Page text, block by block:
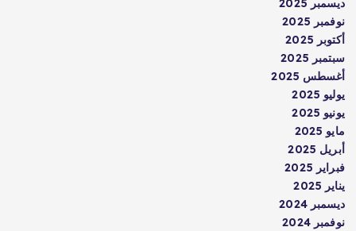
ديسمبر 2025
نوفمبر 2025
أكتوبر 2025
سبتمبر 2025
أغسطس 2025
يوليو 2025
يونيو 2025
مايو 2025
أبريل 2025
فبراير 2025
يناير 2025
ديسمبر 2024
نوفمبر 2024